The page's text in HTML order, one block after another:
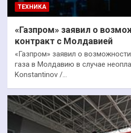
ТЕХНИКА
«Газпром» заявил о
контракт с Молдавией
«Газпром» заявил о
газа в Молдавию в случае
Konstantinov /…